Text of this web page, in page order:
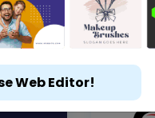
Web Editor!